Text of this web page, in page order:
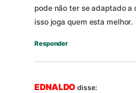
pode não ter se adaptado a
isso joga quem esta melhor.
Responder
EDNALDO disse: